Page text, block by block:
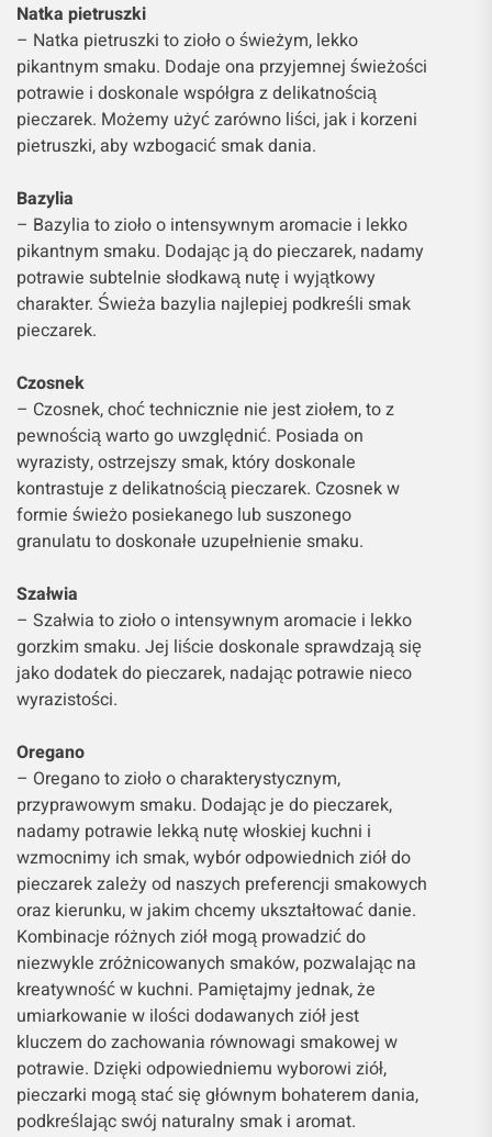
Natka pietruszki
– Natka pietruszki to zioło o świeżym, lekko
pikantnym smaku. Dodaje ona przyjemnej świeżości
potrawie i doskonale współgra z delikatnością
pieczarek. Możemy użyć zarówno liści, jak i korzeni
pietruszki, aby wzbogacić smak dania.
Bazylia
– Bazylia to zioło o intensywnym aromacie i lekko
pikantnym smaku. Dodając ją do pieczarek, nadamy
potrawie subtelnie słodkawą nutę i wyjątkowy
charakter. Świeża bazylia najlepiej podkreśli smak
pieczarek.
Czosnek
– Czosnek, choć technicznie nie jest ziołem, to z
pewnością warto go uwzględnić. Posiada on
wyrazisty, ostrzejszy smak, który doskonale
kontrastuje z delikatnością pieczarek. Czosnek w
formie świeżo posiekanego lub suszonego
granulatu to doskonałe uzupełnienie smaku.
Szałwia
– Szałwia to zioło o intensywnym aromacie i lekko
gorzkim smaku. Jej liście doskonale sprawdzają się
jako dodatek do pieczarek, nadając potrawie nieco
wyrazistości.
Oregano
– Oregano to zioło o charakterystycznym,
przyprawowym smaku. Dodając je do pieczarek,
nadamy potrawie lekką nutę włoskiej kuchni i
wzmocnimy ich smak, wybór odpowiednich ziół do
pieczarek zależy od naszych preferencji smakowych
oraz kierunku, w jakim chcemy ukształtować danie.
Kombinacje różnych ziół mogą prowadzić do
niezwykle zróżnicowanych smaków, pozwalając na
kreatywność w kuchni. Pamiętajmy jednak, że
umiarkowanie w ilości dodawanych ziół jest
kluczem do zachowania równowagi smakowej w
potrawie. Dzięki odpowiedniemu wyborowi ziół,
pieczarki mogą stać się głównym bohaterem dania,
podkreślając swój naturalny smak i aromat.